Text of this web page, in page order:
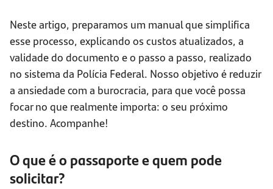
Neste artigo, preparamos um manual que simplifica
esse processo, explicando os custos atualizados, a
validade do documento e o passo a passo, realizado
no sistema da Polícia Federal. Nosso objetivo é reduzir
a ansiedade com a burocracia, para que você possa
focar no que realmente importa: o seu próximo
destino. Acompanhe!
O que é o passaporte e quem pode
solicitar?